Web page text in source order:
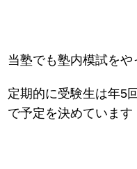
当塾でも塾内模試をや
定期的に受験生は年5
で予定を決めています